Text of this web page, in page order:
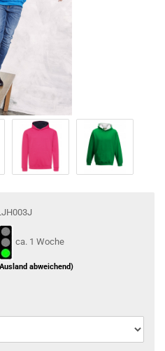
ca. 1 Woche
abweichend)